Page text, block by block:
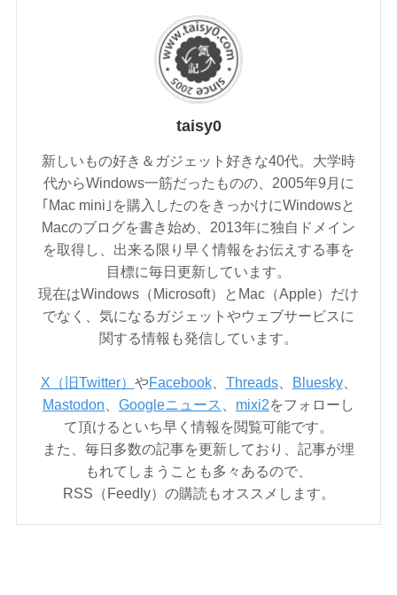
taisy0
新しいもの好き＆ガジェット好きな40代。大学時
代からWindows一筋だったものの、2005年9月に
｢Mac mini｣を購入したのをきっかけにWindowsと
Macのブログを書き始め、2013年に独自ドメイン
を取得し、出来る限り早く情報をお伝えする事を
目標に毎日更新しています。
現在はWindows（Microsoft）とMac（Apple）だけ
でなく、気になるガジェットやウェブサービスに
関する情報も発信しています。
X（旧Twitter） やFacebook、 Threads、 Bluesky、
Mastodon
Googleニュース mixi2をフォローし
て頂けるといち早く情報を閲覧可能です。
また、毎日多数の記事を更新しており、記事が埋
もれてしまうことも多々あるので、
RSS（Feedly）の購読もオススメします。